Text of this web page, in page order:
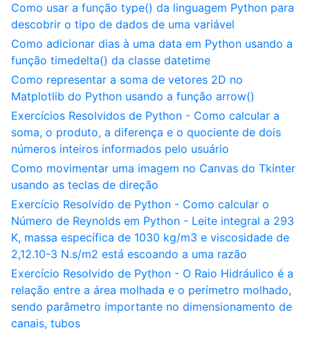
Como usar a função type() da linguagem Python para
descobrir o tipo de dados de uma variável
Como adicionar dias à uma data em Python usando a
função timedelta() da classe datetime
Como representar a soma de vetores 2D no
Matplotlib do Python usando a função arrow()
Exercícios Resolvidos de Python - Como calcular a
soma, o produto, a diferença e o quociente de dois
números inteiros informados pelo usuário
Como movimentar uma imagem no Canvas do Tkinter
usando as teclas de direção
Exercício Resolvido de Python - Como calcular o
Número de Reynolds em Python - Leite integral a 293
K, massa específica de 1030 kg/m3 e viscosidade de
2,12.10-3 N.s/m2 está escoando a uma razão
Exercício Resolvido de Python - O Raio Hidráulico é a
relação entre a área molhada e o perímetro molhado,
sendo parâmetro importante no dimensionamento de
canais, tubos